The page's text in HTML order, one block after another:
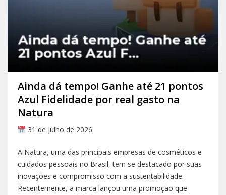
Ainda dá tempo! Ganhe até 21 pontos
Azul Fidelidade por real gasto na
Natura
31 de julho de 2026
A Natura, uma das principais empresas de cosméticos e
cuidados pessoais no Brasil, tem se destacado por suas
inovações e compromisso com a sustentabilidade.
Recentemente, a marca lançou uma promoção que